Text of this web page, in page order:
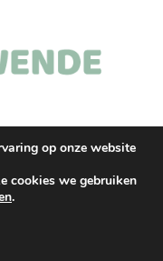
op onze website
cookies we gebruiken
.